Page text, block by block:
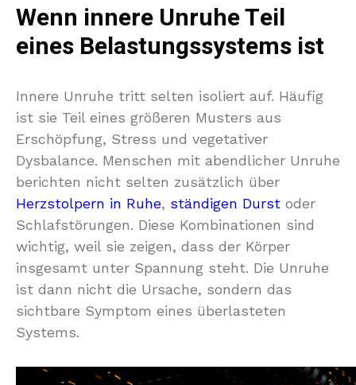
Wenn innere Unruhe Teil
eines Belastungssystems ist
Innere Unruhe tritt selten isoliert auf. Häufig
ist sie Teil eines größeren Musters aus
Erschöpfung, Stress und vegetativer
Dysbalance. Menschen mit abendlicher Unruhe
berichten nicht selten zusätzlich über
Herzstolpern in Ruhe, ständigen Durst oder
Schlafstörungen. Diese Kombinationen sind
wichtig, weil sie zeigen, dass der Körper
insgesamt unter Spannung steht. Die Unruhe
ist dann nicht die Ursache, sondern das
sichtbare Symptom eines überlasteten
Systems.